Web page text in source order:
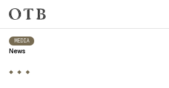
Skip to main content
MEDIA
News